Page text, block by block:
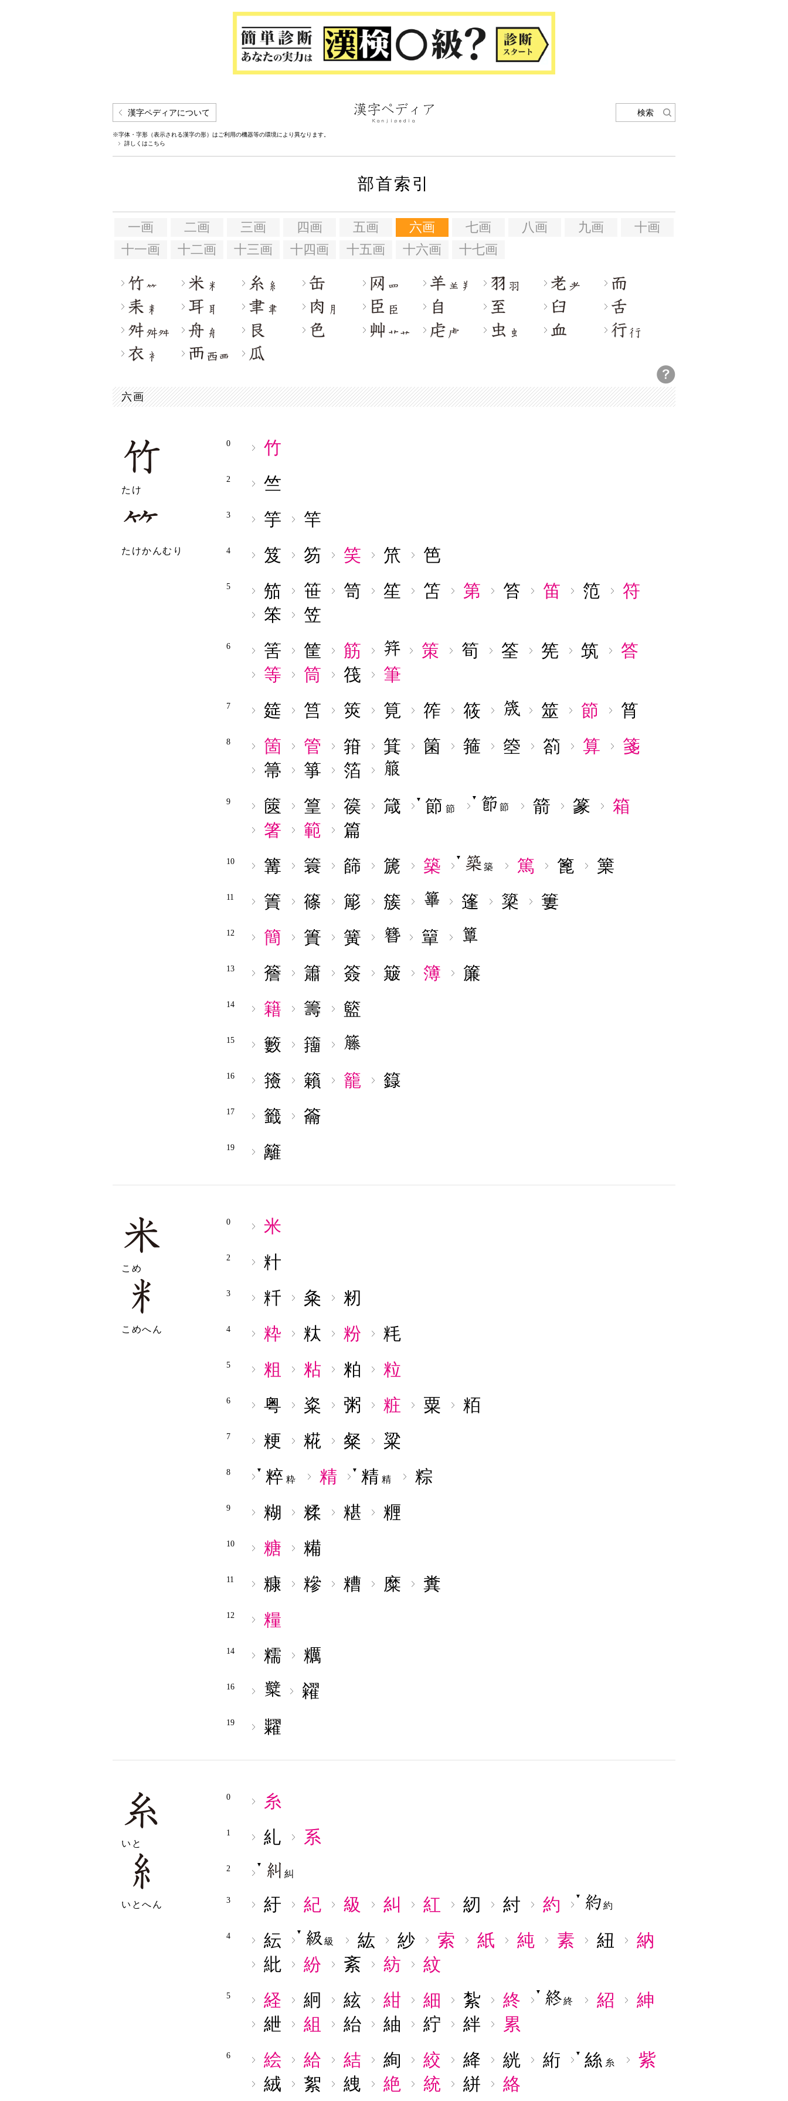
漢字ペディアについて
※字体・字形（表示される漢字の形）はご利用の機器等の環境により異なります。
詳しくはこちら
検索
部首索引
一画 二画 三画 四画 五画 六画 七画 八画 九画
十画
十一画
十二画 十三画 十四画 十五画 十六画 十七画
六画
たけ
たけかんむり
0 竹
2 竺
3 竽 竿
4 笈 笏 笑 笊 笆
5 笳 笹 笥 笙 笘 第 笞 笛 笵
符
笨
笠
6 筈 筐 筋 策 筍 筌 筅 筑
答
等
筒 筏 筆
7 筵 筥 筴 筧 筰 筱 筮 節 筲
8 箇 管 箝 箕 箘 箍 箜 箚 算
箋
箒
箏 箔
9 篋 篁 篌 箴 ▼ 節 節
▼
節 箭 篆
箱
箸
範 篇
10 篝 簑 篩 篪 築 ▼
築 篤 篦 篥
11 簀 篠 簓 簇 篷 簗 簍
12 簡 簣 簧 簞
13 簷 簫 簽 簸 簿 簾
14 籍 籌 籃
15 籔 籒
16 籡 籟 籠 籙
17 籤 籥
19 籬
こめ
こめへん
0 米
2 籵
3 粁 粂 籾
4 粋 粏 粉 粍
5 粗 粘 粕 粒
6 粤 粢 粥 粧 粟 粨
7 粳 糀 粲 粱
8 ▼ 粹 粋 精 ▼ 精 精 粽
9 糊 糅 糂 糎
10 糖 糒
11 糠 糝 糟 糜 糞
12 糧
14 糯 糲
16 糴
19 糶
いと
いとへん
0 糸
1 糺 系
2 ▼
糾
3 紆 紀 級 糾 紅 紉 紂 約 ▼
約
4 紜 ▼
級 紘 紗 索 紙 純 素 紐
納
紕
紛 紊 紡 紋
5 経 絅 絃 紺 細 紮 終 ▼
終 紹
紳
紲
組 紿 紬 紵 絆 累
6 絵 給 結 絢 絞 絳 絖 絎 ▼ 絲 糸
紫
絨
絮 絏 絶 統 絣 絡